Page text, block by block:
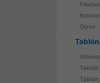
Fiestas
Otros